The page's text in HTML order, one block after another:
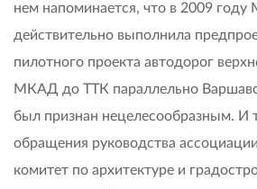
нем напоминается, что в 2009 году
действительно выполнила
пилотного проекта автодорог
МКАД до ТТК параллельно
был признан нецелесообразным. И
обращения руководства
комитет по архитектуре и